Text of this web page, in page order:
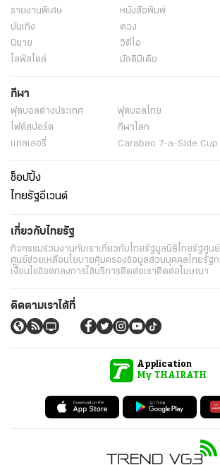
รายงานพิเศษ หนังสือพิมพ์
บันเทิง
ดวง
นิยาย
วิดีโอ
ไลฟ์สไตล์
มัลติมีเดีย
กีฬา
ฟุตบอลต่่างประเทศ ฟุตบอลไทย
ไฟต์สปอร์ต
กีฬาโลก
แกลเลอรี่
Carabao 7-a-Side Cup
ช็อปปิ้ง
ไทยรัฐอีเวนต์
เกี่ยวกับไทยรัฐ
กิจกรรมร่วมงานกับเราเกี่ยวกับไทยรัฐมูลนิธิไทยรัฐศูน
ศูนย์ช่วยเหลือนโยบายคุ้มครองข้อมูลส่วนบุคคลไทยรัฐ
เงื่อนไขข้อตกลงการใช้บริการติดต่อเราติดต่อโฆษณา
ติดตามเราได้ที่
Application
My THAIRATH